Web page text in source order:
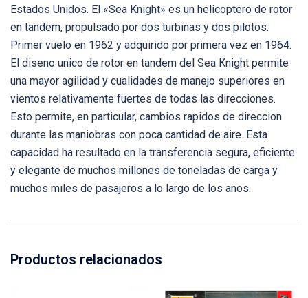
Estados Unidos. El «Sea Knight» es un helicoptero de rotor
en tandem, propulsado por dos turbinas y dos pilotos.
Primer vuelo en 1962 y adquirido por primera vez en 1964.
El diseno unico de rotor en tandem del Sea Knight permite
una mayor agilidad y cualidades de manejo superiores en
vientos relativamente fuertes de todas las direcciones.
Esto permite, en particular, cambios rapidos de direccion
durante las maniobras con poca cantidad de aire. Esta
capacidad ha resultado en la transferencia segura, eficiente
y elegante de muchos millones de toneladas de carga y
muchos miles de pasajeros a lo largo de los anos.
Productos relacionados